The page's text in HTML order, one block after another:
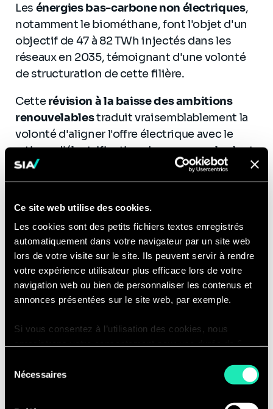
Ce site web utilise des cookies.
Les cookies sont des petits fichiers textes enregistrés
automatiquement dans votre navigateur par un site web
lors de votre visite sur le site. Ils peuvent servir à rendre
votre expérience utilisateur plus efficace lors de votre
navigation web ou bien de personnaliser les contenus et
annonces présentées sur le site web, par exemple.
Si vous consentez à l’utilisation des cookies, nous
consentir à cette utilisation à nouveau. Si vous ne
Nécessaires
Les énergies bas-carbone non électriques,
notamment le biométhane, font l'objet d'un
objectif de 47 à 82 TWh injectés dans les
réseaux en 2035, témoignant d'une volonté
de structuration de cette filière.
Cetterévision à la baisse des ambitions
renouvelablestraduit vraisemblablement la
volonté d'aligner l'offre électrique avec le
rythme d'électrification des usages, plus lent
qu'anticipé. Un développement trop rapide
des capacités de production face à une
déséquilibres entre offre et demande, comme
l'illustrent les records récents de prix
négatifs sur le marchéspoten France.
Électrification des usages et efficacité
La PPE 3 place l'électrification des usages et
stratégie de décarbonation. Les leviers